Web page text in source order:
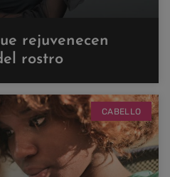
rejuvenecen
rostro
CABELLO